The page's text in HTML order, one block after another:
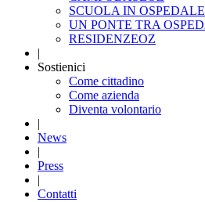
SCUOLA IN OSPEDALE
UN PONTE TRA
RESIDENZEOZ
|
Sostienici
Come cittadino
Come azienda
Diventa volontario
|
News
|
Press
|
Contatti